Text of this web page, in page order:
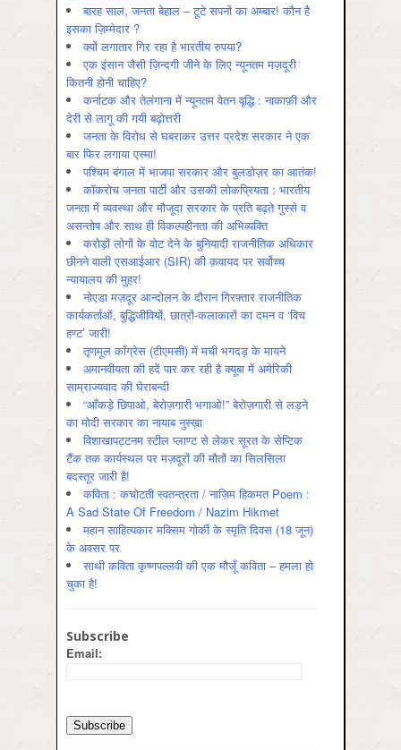
बारह साल, जनता बेहाल – टूटे सपनों का अम्बार! कौन है
इसका ज़िम्मेदार ?
क्यों लगातार गिर रहा है भारतीय रुपया?
एक इंसान जैसी ज़िन्दगी जीने के लिए न्यूनतम मज़दूरी
कितनी होनी चाहिए?
कर्नाटक और तेलंगाना में न्यूनतम वेतन वृद्धि : नाकाफ़ी और
देरी से लागू की गयी बढ़ोत्तरी
जनता के विरोध से घबराकर उत्तर प्रदेश सरकार ने एक
बार फिर लगाया एस्मा!
पश्चिम बंगाल में भाजपा सरकार और बुलडोज़र का आतंक!
कॉकरोच जनता पार्टी और उसकी लोकप्रियता : भारतीय
जनता में व्‍यवस्‍था और मौजूदा सरकार के प्रति बढ़ते गुस्‍से व
असन्‍तोष और साथ ही विकल्‍पहीनता की अभिव्‍यक्ति
करोड़ों लोगों के वोट देने के बुनियादी राजनीतिक अधिकार
छीनने वाली एसआईआर (SIR) की क़वायद पर सर्वोच्च
न्यायालय की मुहर!
नोएडा मज़दूर आन्दोलन के दौरान गिरफ़्तार राजनीतिक
कार्यकर्ताओं, बुद्धिजीवियों, छात्रों-कलाकारों का दमन व ‘विच
हण्ट’ जारी!
तृणमूल काँग्रेस (टीएमसी) में मची भगदड़ के मायने
अमानवीयता की हदें पार कर रही है क्यूबा में अमेरिकी
साम्राज्यवाद की घेराबन्दी
“आँकड़े छिपाओ, बेरोज़गारी भगाओ!” बेरोज़गारी से लड़ने
का मोदी सरकार का नायाब नुस्ख़ा
विशाखापट्टनम स्टील प्लाण्ट से लेकर सूरत के सेप्टिक
टैंक तक कार्यस्थल पर मज़दूरों की मौतों का सिलसिला
बदस्तूर जारी है!
कविता : कचोटती स्वतन्त्रता / नाज़िम हिकमत Poem :
A Sad State Of Freedom / Nazim Hikmet
महान साहित्यकार मक्सिम गोर्की के स्मृति दिवस (18 जून)
के अवसर पर
साथी कविता कृष्णपल्लवी की एक मौजूँ कविता – हमला हो
चुका है!
Subscribe
Email: